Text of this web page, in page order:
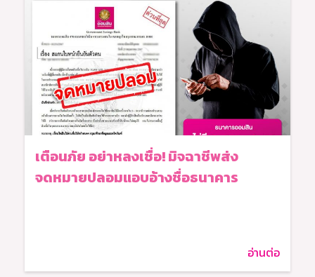
เตือนภัย อย่าหลงเชื่อ! มิจฉาชีพส่ง
จดหมายปลอมแอบอ้างชื่อธนาคาร
อ่านต่อ